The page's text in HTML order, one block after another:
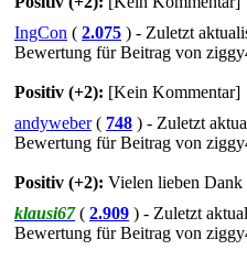
IngCon ( 2.075 ) - Zuletzt
Bewertung für Beitrag von
Positiv (+2): [Kein Kommentar]
andyweber ( 748 ) - Zuletzt
Bewertung für Beitrag von
Positiv (+2): Vielen lieben
klausi67 ( 2.909 ) - Zuletzt
Bewertung für Beitrag von